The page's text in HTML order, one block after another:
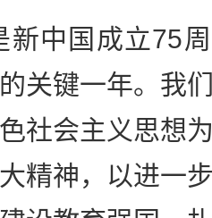
国成立75周
关键一年。我
社会主义思想
精神，以进一